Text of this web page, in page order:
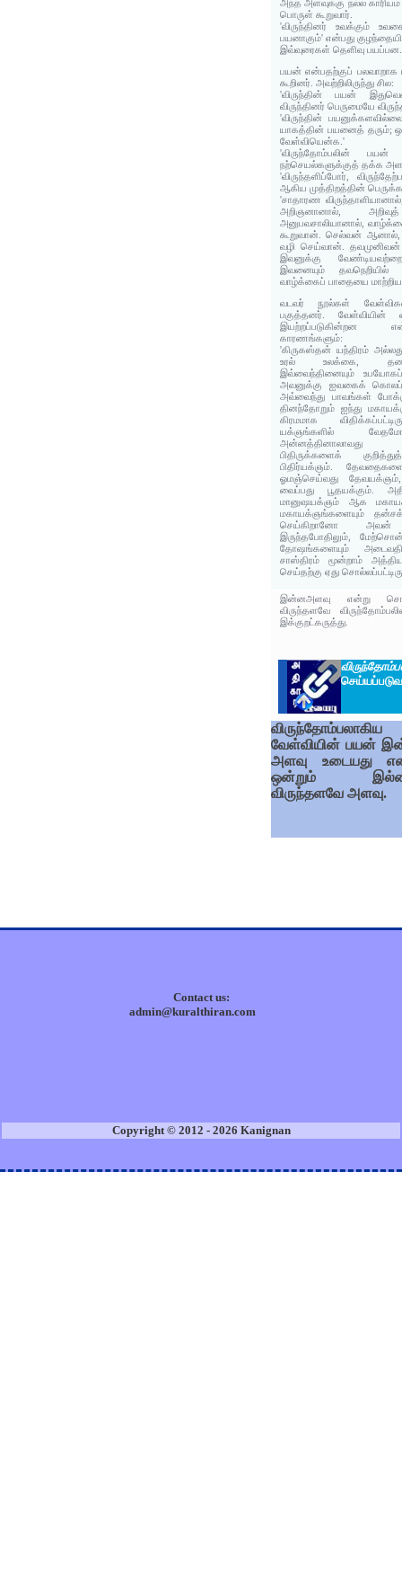
அந்த அளவுக்கு நல்ல
பொருள் கூறுவார்.
'விருந்தினர் உவக்கும்
பயனாகும்' என்பது
இவ்வுரைகள் தெளிவு பயப்பன.
பயன் என்பதற்குப் பலவாறாக
கூறினர். அவற்றிலிருந்து சில:
'விருந்தின் பயன்
விருந்தினர் பெருமையே
'விருந்தின்
யாகத்தின் பயனைத் தரும்;
வேள்வியென்க.'
'விருந்தோம்பலின் பயன்
நற்செயல்களுக்குத் தக்க
'விருந்தளிப்போர்,
ஆகிய முத்திறத்தின்
'சாதாரண
அறிஞனானால்,
அனுபவசாலியானால்,
கூறுவான். செல்வன் ஆனால்,
வழி செய்வான்.
இவனுக்கு
இவனையும் தவநெறியில்
வாழ்க்கைப் பாதையை
வடவர் நூல்கள்
பகுத்தனர்.
இயற்றப்படுகின்றன
காரணங்களும்:
'கிருகஸ்தன் யந்திரம்
உரல் உலக்கை,
இவ்வைந்தினையும்
அவனுக்கு ஐவகைக்
அவ்வைந்து பாவங்கள்
தினந்தோறும் ஐந்து
கிரமமாக
யக்ஞங்களில்
அன்னத்தினாலாவது
பிதிருக்களைக்
பிதிர்யக்ஞம்.
ஓமஞ்செய்வது
வைப்பது பூதயக்கும்.
மானுஷயக்ஞம் ஆக
மகாயக்ஞங்களையும்
செய்கிறானோ அவன்
இருந்தபோதிலும்,
தோஷங்களையும்
சாஸ்திரம் மூன்றாம்
செய்தற்கு ஏது
இன்னஅளவு என்று
விருந்தளவே
இக்குறட்கருத்து.
விருந்தோம்பலாகிய
வேள்வியின் பயன்
அளவு உடையது
ஒன்றும்
விருந்தளவே அளவு.
Contact us:
admin@kuralthiran.com
Copyright © 2012 - 2026 Kanignan